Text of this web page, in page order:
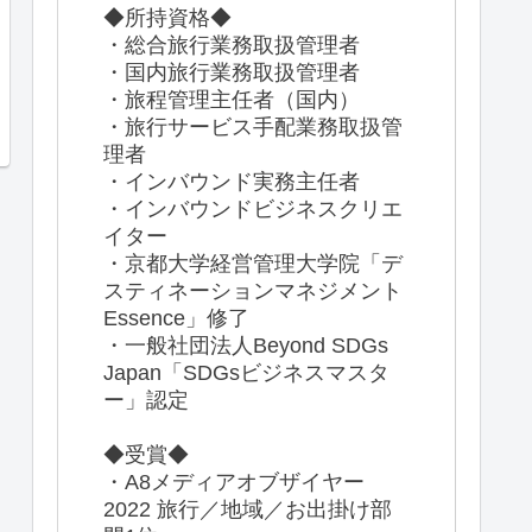
◆所持資格◆
・総合旅行業務取扱管理者
・国内旅行業務取扱管理者
・旅程管理主任者（国内）
・旅行サービス手配業務取扱管
理者
・インバウンド実務主任者
・インバウンドビジネスクリエ
イター
・京都大学経営管理大学院「デ
スティネーションマネジメント
Essence」修了
・一般社団法人Beyond SDGs
Japan「SDGsビジネスマスタ
ー」認定
◆受賞◆
・A8メディアオブザイヤー
2022 旅行／地域／お出掛け部